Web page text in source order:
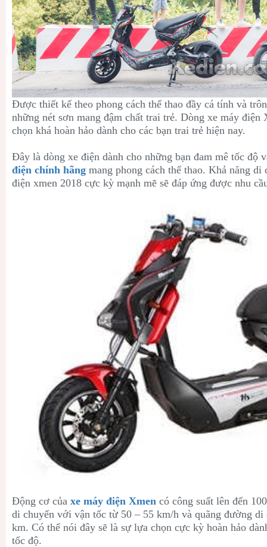
Được thiết kế theo phong cách thể thao đầy cá tính và
những nét sơn mang đậm chất trai trẻ. Dòng xe máy điện
chọn khá hoàn hảo dành cho các bạn trai trẻ hiện nay.
Đây là dòng xe điện dành cho những bạn đam mê tốc độ
điện chính hãng mang phong cách thể thao. Khả năng di
điện xmen 2018 cực kỳ mạnh mẽ sẽ đáp ứng được nhu
Động cơ của xe máy điện Xmen có công suất lên đến
di chuyển với vận tốc từ 50 – 55 km/h và quãng đường di
km. Có thể nói đây sẽ là sự lựa chọn cực kỳ hoàn hảo
tốc độ.